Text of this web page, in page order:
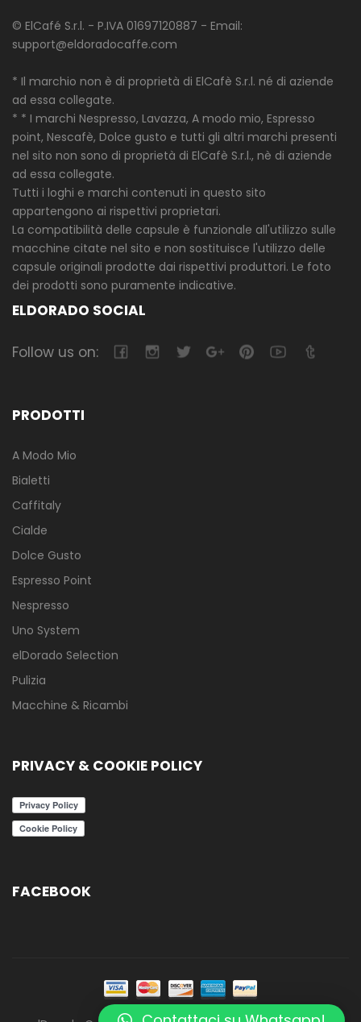
© ElCafé S.r.l. - P.IVA 01697120887 - Email:
support@eldoradocaffe.com
* Il marchio non è di proprietà di ElCafè S.r.l. né di aziende
ad essa collegate.
* * I marchi Nespresso, Lavazza, A modo mio, Espresso
point, Nescafè, Dolce gusto e tutti gli altri marchi presenti
nel sito non sono di proprietà di ElCafè S.r.l., nè di aziende
ad essa collegate.
Tutti i loghi e marchi contenuti in questo sito
appartengono ai rispettivi proprietari.
La compatibilità delle capsule è funzionale all'utilizzo sulle
macchine citate nel sito e non sostituisce l'utilizzo delle
capsule originali prodotte dai rispettivi produttori. Le foto
dei prodotti sono puramente indicative.
ELDORADO SOCIAL
Follow us on:
PRODOTTI
A Modo Mio
Bialetti
Caffitaly
Cialde
Dolce Gusto
Espresso Point
Nespresso
Uno System
elDorado Selection
Pulizia
Macchine & Ricambi
PRIVACY & COOKIE POLICY
FACEBOOK